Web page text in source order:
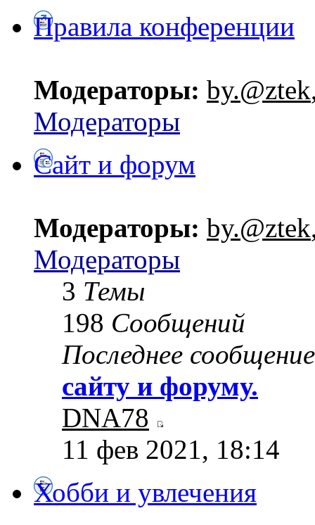
Правила конференции
Модераторы: by.@ztek
Модераторы
Сайт и форум
Модераторы: by.@ztek
Модераторы
3 Темы
198 Сообщений
Последнее сообщение
сайту и форуму.
DNA78
11 фев 2021, 18:14
Хобби и увлечения